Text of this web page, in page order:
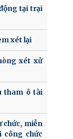
tại trại
xét lại
xét xử
tham ô tài
chức, miễn
công chức